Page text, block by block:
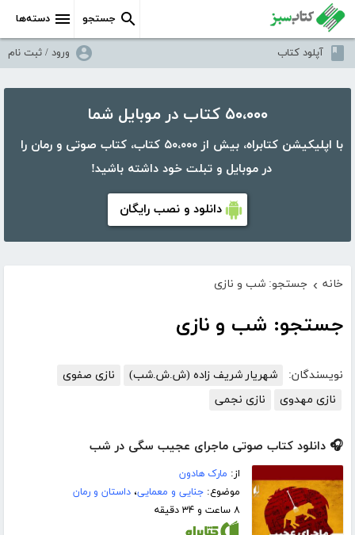
دسته‌ها جستجو
آپلود کتاب ورود / ثبت نام
۵۰،۰۰۰ کتاب در موبایل شما
با اپلیکیشن کتابراه، بیش از ۵۰،۰۰۰ کتاب، کتاب صوتی و رمان را
در موبایل و تبلت خود داشته باشید!
دانلود و نصب رایگان
خانه › جستجو: شب و نازی
جستجو: شب و نازی
نویسندگان: شهریار شریف زاده (ش.ش.شب)
نازی صفوی
نازی مهدوی
نازی نجمی
🎧 دانلود کتاب صوتی ماجرای عجیب سگی در شب
از: مارک هادون
موضوع:جنایی و معمایی،داستان و رمان
۸ ساعت و ۳۴ دقیقه